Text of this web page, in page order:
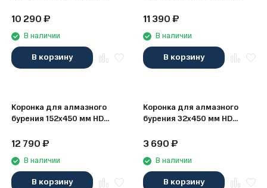
10 290₽
В наличии
В корзину
11 390₽
В наличии
В корзину
Коронка для алмазного
бурения 152х450 мм HD
12 790₽
В наличии
В корзину
Коронка для алмазного
бурения 32х450 мм HD
3 690₽
В наличии
В корзину